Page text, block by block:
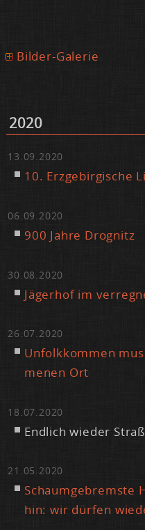
Bilder-Galerie
2020
13.09.2020
10. Erz­ge­bir­gi­sche
06.09.2020
900 Jah­re Dro­gnitz
30.08.2020
Jä­ger­hof im
26.07.2020
Un­folk­kom­men
me­nen Ort
18.07.2020
End­lich wie­der
21.05.2020
hin: wir dür­fen